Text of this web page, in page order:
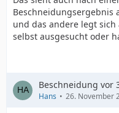
Beschneidungsergebnis
und das andere legt
selbst ausgesucht oder
Beschneidung vor
Hans 26. November